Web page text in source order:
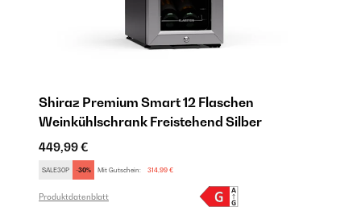
Shiraz Premium Smart 12 Flaschen
Weinkühlschrank Freistehend​ Silber
449,99 €
SALE30P -30% Mit Gutschein: 314,99 €
Produktdatenblatt